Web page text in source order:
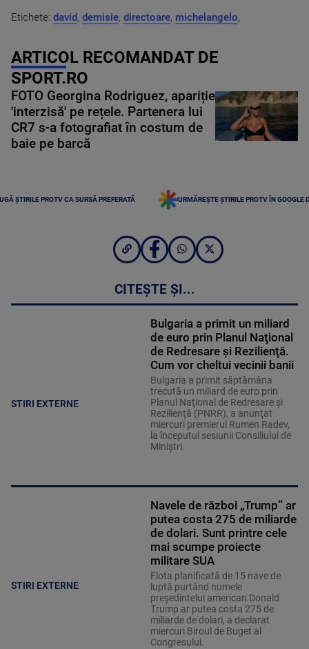
Etichete: david, demisie, directoare, michelangelo,
ARTICOL RECOMANDAT DE
SPORT.RO
FOTO Georgina Rodriguez, apariție
'interzisă' pe rețele. Partenera lui
CR7 s-a fotografiat în costum de
baie pe barcă
ȘTIRILE PROTV CA SURSĂ PREFERATĂ URMĂREȘTE ȘTIRILE PROTV ÎN GOOGLE
CITEȘTE ȘI...
STIRI EXTERNE
Bulgaria a primit un miliard
de euro prin Planul Naţional
de Redresare şi Rezilienţă.
Cum vor cheltui vecinii banii
Bulgaria a primit săptămâna
trecută un miliard de euro prin
Planul Naţional de Redresare şi
Rezilienţă (PNRR), a anunţat
miercuri premierul Rumen Radev,
la începutul sesiunii Consiliului de
Miniştri.
STIRI EXTERNE
Navele de război „Trump” ar
putea costa 275 de miliarde
de dolari. Sunt printre cele
mai scumpe proiecte
militare SUA
Flota planificată de 15 nave de
luptă purtând numele
preşedintelui american Donald
Trump ar putea costa 275 de
miliarde de dolari, a declarat
miercuri Biroul de Buget al
Congresului.